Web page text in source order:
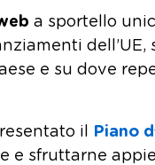
a sportello
e su dove
il Piano
e sfruttarne